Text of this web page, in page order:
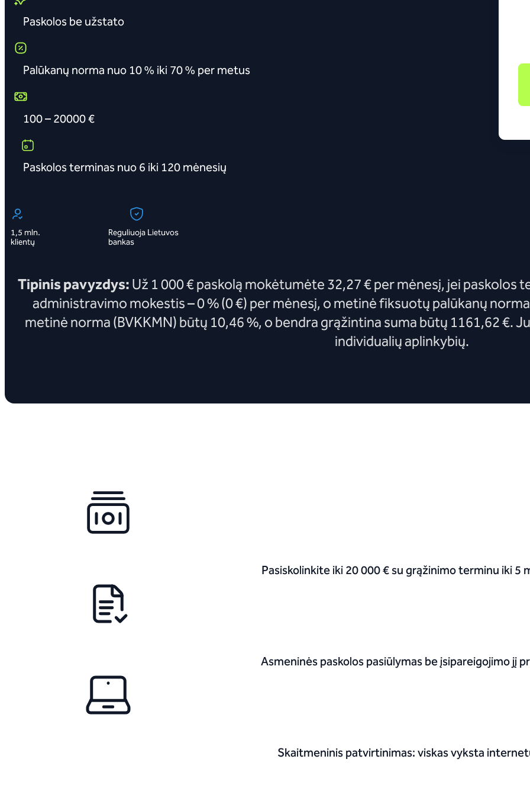
Paskolos be užstato
Palūkanų norma nuo 10 % iki 70 % per metus
100 – 20000 €
Paskolos terminas nuo 6 iki 120 mėnesių
1,5 mln.
klientų
Reguliuoja Lietuvos
bankas
Tipinis pavyzdys:Už 1 000 € paskolą mokėtumėte 32,27 € per mėnesį, jei paskolos
administravimo mokestis – 0 % (0 €) per mėnesį, o metinė fiksuotų palūkanų
metinė norma (BVKKMN) būtų 10,46 %, o bendra grąžintina suma būtų 1161,62 €.
individualių aplinkybių.
Pasiskolinkite iki 20 000 € su grąžinimo terminu iki 5
Asmeninės paskolos pasiūlymas be įsipareigojimo jį
Skaitmeninis patvirtinimas: viskas vyksta